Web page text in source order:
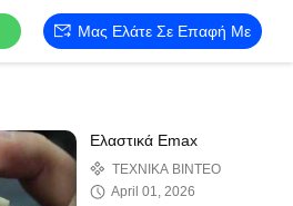
Μας Ελάτε Σε Επαφή Με
Ελαστικά Emax
ΤΕΧΝΙΚΑ ΒΙΝΤΕΟ
April 01, 2026